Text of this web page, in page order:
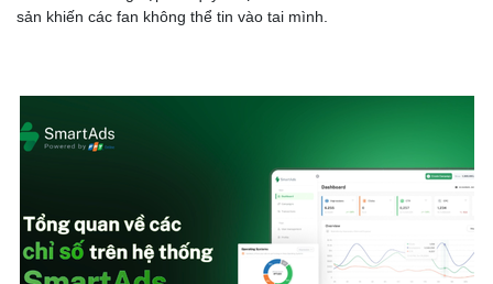
sản khiến các fan không thể tin vào tai mình.